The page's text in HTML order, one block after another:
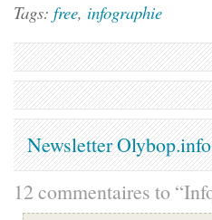
Tags: free, infographie
Newsletter Olybop.info
12 commentaires to